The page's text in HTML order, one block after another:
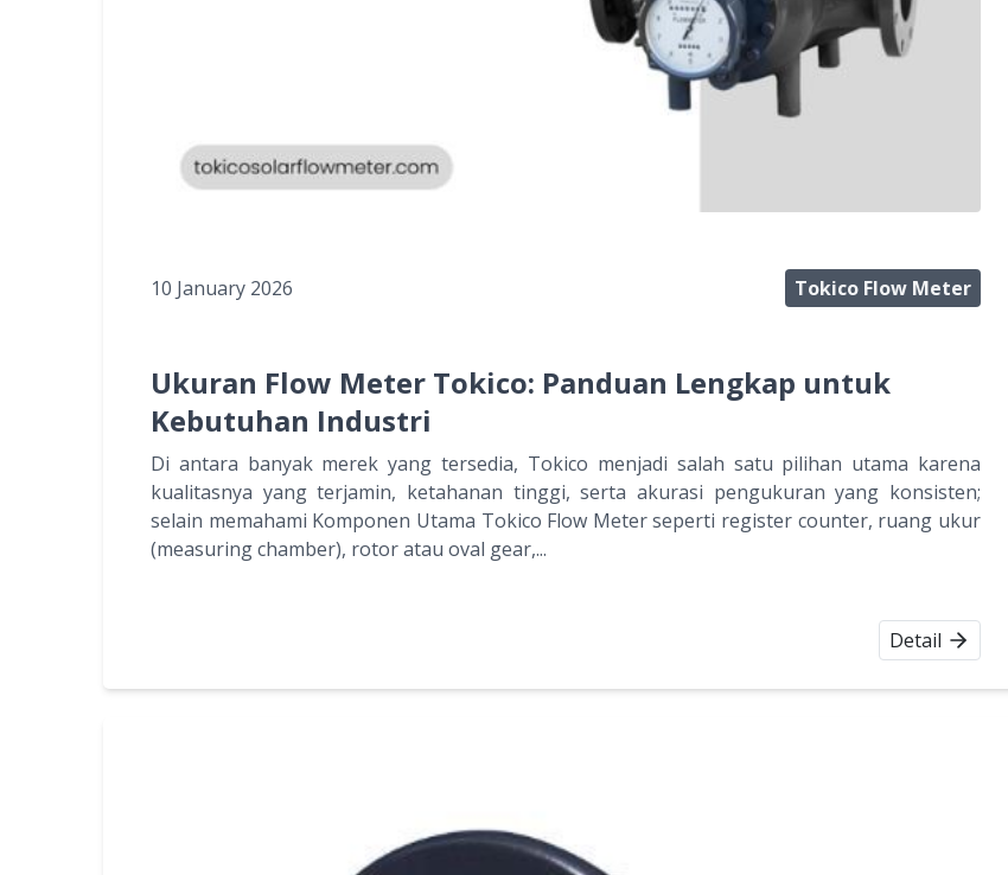
10 January 2026 Tokico Flow Meter
Ukuran Flow Meter Tokico: Panduan Lengkap untuk
Kebutuhan Industri
Di antara banyak merek yang tersedia, Tokico menjadi salah satu pilihan utama karena
kualitasnya yang terjamin, ketahanan tinggi, serta akurasi pengukuran yang konsisten;
selain memahami Komponen Utama Tokico Flow Meter seperti register counter, ruang ukur
(measuring chamber), rotor atau oval gear,...
Detail